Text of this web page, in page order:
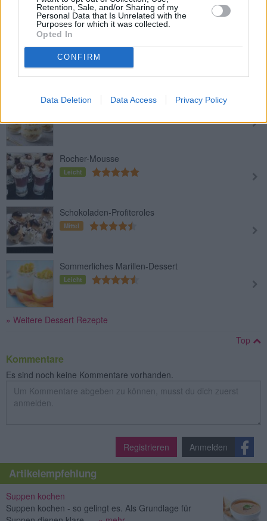
Retention, Sale, and/or Sharing of my
Personal Data that Is Unrelated with the
Purposes for which it was collected.
Opted In
CONFIRM
Data Deletion Data Access Privacy Policy
Oreo-Plätzchen
Mittel
Orangen-Mascarpone-Creme
Cremeschnitten-Dessert im Glas
Rocher-Mousse
Leicht
Schokoladen-Profiteroles
Mittel
Sommerliches Marillen-Dessert
Leicht
» Weitere Dessert Rezepte
Top
Kommentare
Es sind noch keine Kommentare vorhanden.
Registrieren Anmelden
Artikelempfehlung
Suppen kochen
Suppen kochen - so gelingt es. Als Grundlage für